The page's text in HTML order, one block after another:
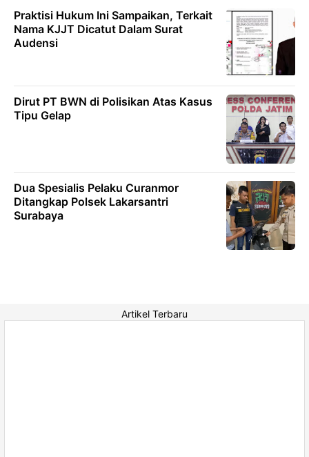
Praktisi Hukum Ini Sampaikan, Terkait
Nama KJJT Dicatut Dalam Surat
Audensi
Dirut PT BWN di Polisikan Atas Kasus
Tipu Gelap
Dua Spesialis Pelaku Curanmor
Ditangkap Polsek Lakarsantri
Surabaya
Artikel Terbaru